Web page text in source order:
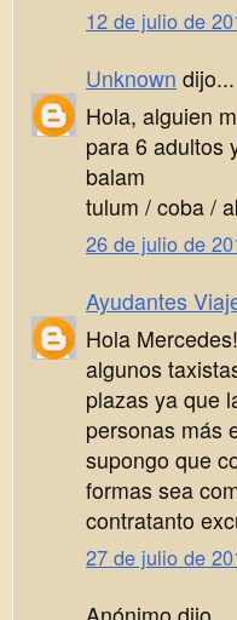
12 de julio de
Unknown dijo...
Hola, alguien
para 6 adultos
balam
tulum / coba /
26 de julio de
Ayudantes
Hola
algunos
plazas ya que
personas más
supongo que
formas sea
contratanto
27 de julio de